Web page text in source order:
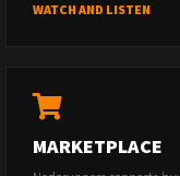
WATCH AND LISTEN
MARKETPLACE